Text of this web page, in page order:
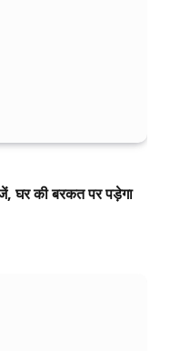
घर की बरकत पर पड़ेगा